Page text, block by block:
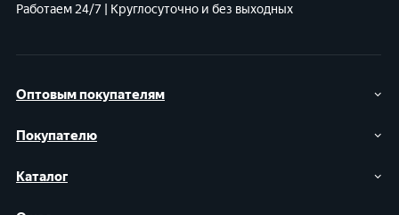
Оптовым покупателям
Покупателю
Каталог
Работаем 24/7 | Круглосуточно и без выходных